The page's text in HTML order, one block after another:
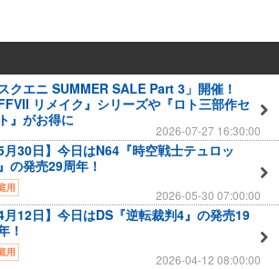
スクエニ SUMMER SALE Part 3」開催！
FFVII リメイク』シリーズや『ロト三部作セ
』がお得に
2026-07-27 16:30:00
5月30日】今日はN64『時空戦士テュロッ
の発売29周年！
用 2026-05-30 07:00:00
4月12日】今日はDS『逆転裁判4』の発売19
！
用 2026-04-12 08:00:00